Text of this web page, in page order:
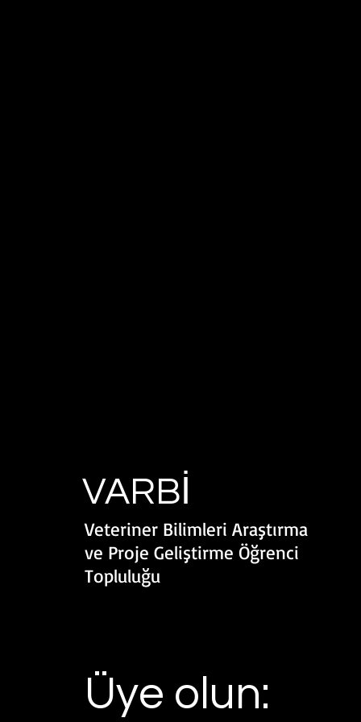
VARBİ
Veteriner Bilimleri Araştırma
ve Proje Geliştirme Öğrenci
Topluluğu
Üye olun: